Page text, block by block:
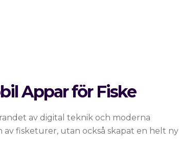
Appar för Fiske
av digital teknik och moderna
fisketurer, utan också skapat en helt ny